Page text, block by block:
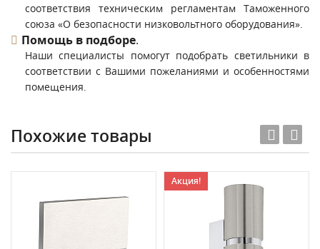
соответствия техническим регламентам Таможенного
союза «О безопасности низковольтного оборудования».
Помощь в подборе.
Наши специалисты помогут подобрать светильники в
соответствии с Вашими пожеланиями и особенностями
помещения.
Похожие товары
Акция!